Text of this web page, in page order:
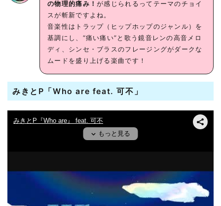
の物理的痛み！が感じられるってテーマのチョイ
スが斬新ですよね。
音楽性はトラップ（ヒップホップのジャンル）を
基調にし、“痛い痛い”と歌う鏡音レンの高音メロ
ディ、シンセ・ブラスのフレージングがダークな
ムードを盛り上げる楽曲です！
みきとP「Who are feat. 可不」